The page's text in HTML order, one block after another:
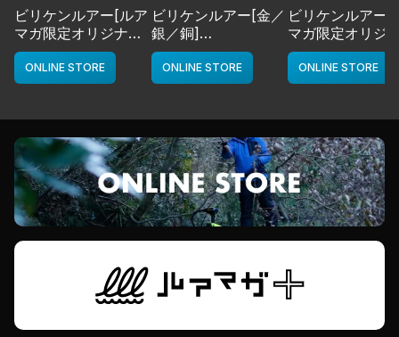
ビリケンルアー[ルア
マガ限定オリジナル
カラー／LMチャー
ト]
deps
ONLINE STORE
ビリケンルアー[金／
銀／銅]
deps
ONLINE STORE
ビリケンルアー[
マガ限定オリジ
カラー／LMボー
ワイト]
deps
ONLINE STORE